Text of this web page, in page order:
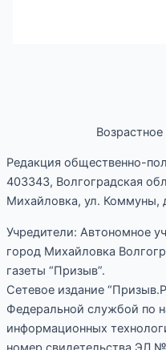
Редакция общественно-
403343, Волгоградская
Михайловка, ул. Коммуны,
Учредители: Автономное
город Михайловка
газеты “Призыв”.
Сетевое издание
Федеральной службой по
информационных